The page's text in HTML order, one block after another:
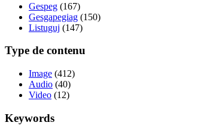
Gespeg (167)
Gesgapegiag (150)
Listuguj (147)
Type de contenu
Image (412)
Audio (40)
Video (12)
Keywords